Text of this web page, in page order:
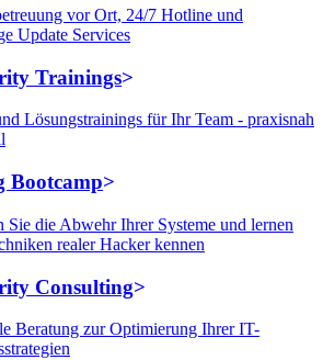
vor Ort, 24/7 Hotline und
Update Services
Trainings
Lösungstrainings für Ihr Team - praxisnah
Bootcamp
Sie die Abwehr Ihrer Systeme und lernen
realer Hacker kennen
Consulting
Beratung zur Optimierung Ihrer IT-